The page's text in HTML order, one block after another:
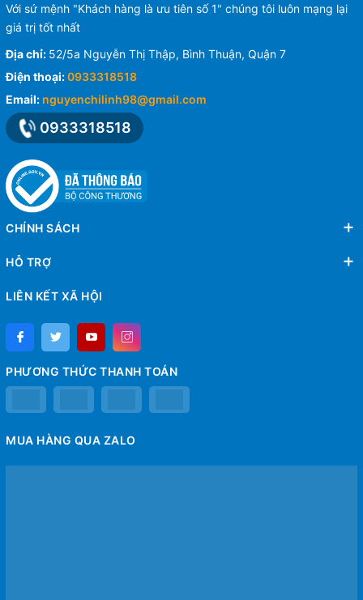
Với sứ mệnh "Khách hàng là ưu tiên số 1" chúng tôi luôn mạng lại
giá trị tốt nhất
Địa chỉ: 52/5a Nguyễn Thị Thập, Bình Thuận, Quận 7
Điện thoại:0933318518
Email: nguyenchilinh98@gmail.com
0933318518
CHÍNH SÁCH
HỖ TRỢ
LIÊN KẾT XÃ HỘI
PHƯƠNG THỨC THANH TOÁN
MUA HÀNG QUA ZALO